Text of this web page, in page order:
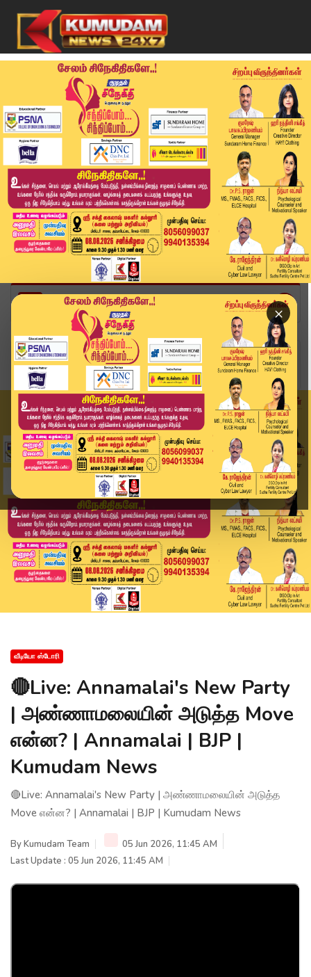
×
Home
வீடியோ ஸ்டோரி
🔴Live: Annamalai's New Party | அண்ணாமலையின் அட...
வீடியோ ஸ்டோரி
🔴Live: Annamalai's New Party
| அண்ணாமலையின் அடுத்த Move
என்ன? | Annamalai | BJP |
Kumudam News
🔴Live: Annamalai's New Party | அண்ணாமலையின் அடுத்த
Move என்ன? | Annamalai | BJP | Kumudam News
ByKumudam Team
05 Jun 2026, 11:45 AM
Last Update : 05 Jun 2026, 11:45 AM